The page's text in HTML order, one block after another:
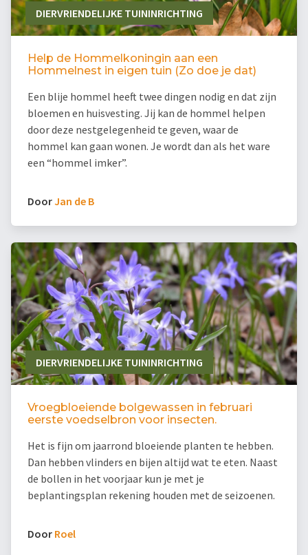
DIERVRIENDELIJKE TUININRICHTING
Help de Hommelkoningin aan een
Hommelnest in eigen tuin (Zo doe je dat)
Een blije hommel heeft twee dingen nodig en dat zijn
bloemen en huisvesting. Jij kan de hommel helpen
door deze nestgelegenheid te geven, waar de
hommel kan gaan wonen. Je wordt dan als het ware
een “hommel imker”.
DoorJan de B
DIERVRIENDELIJKE TUININRICHTING
Vroegbloeiende bolgewassen in februari
eerste voedselbron voor insecten.
Het is fijn om jaarrond bloeiende planten te hebben.
Dan hebben vlinders en bijen altijd wat te eten. Naast
de bollen in het voorjaar kun je met je
beplantingsplan rekening houden met de seizoenen.
Door Roel